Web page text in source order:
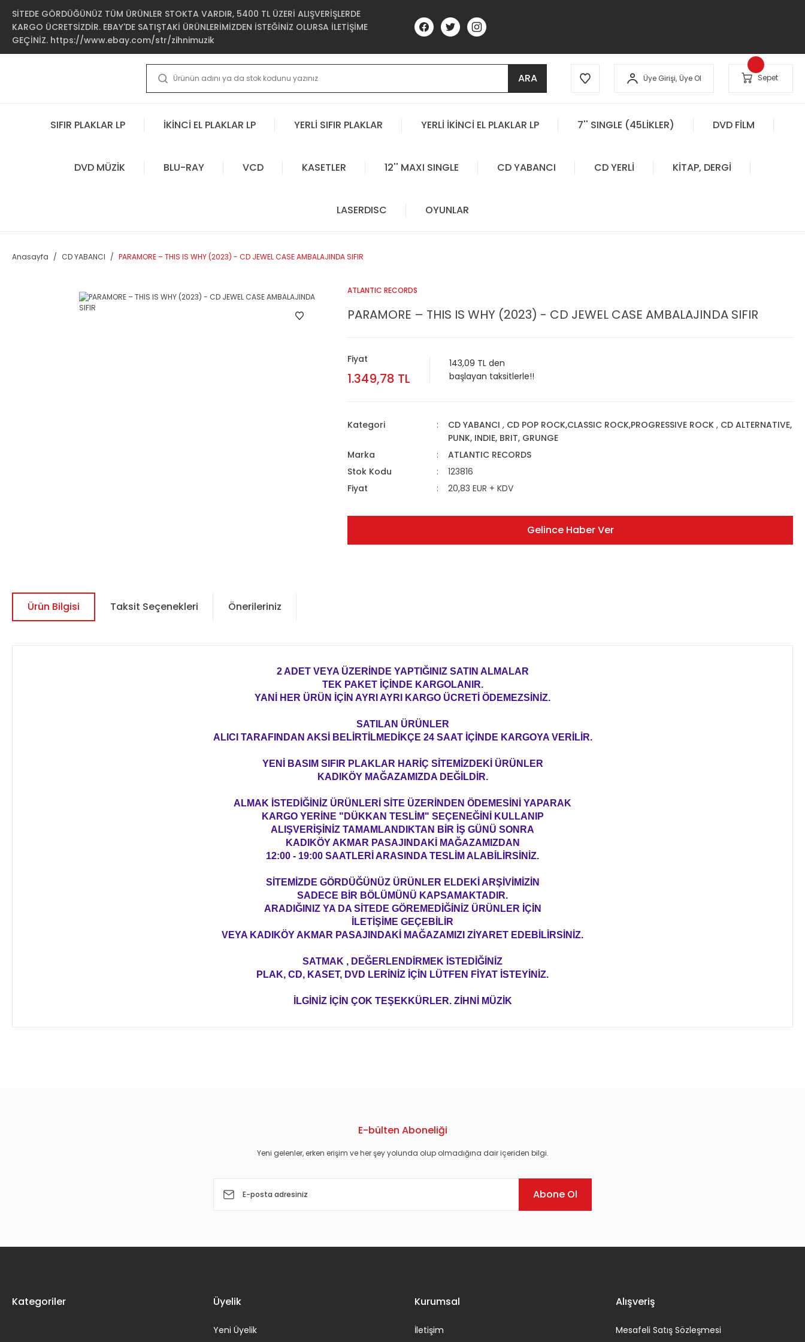
SİTEDE GÖRDÜĞÜNÜZ TÜM ÜRÜNLER STOKTA VARDIR, 5400 TL ÜZERİ ALIŞVERİŞLERDE
KARGO ÜCRETSİZDİR. EBAY'DE SATIŞTAKİ ÜRÜNLERİMİZDEN İSTEĞİNİZ OLURSA İLETİŞİME
GEÇİNİZ. https://www.ebay.com/str/zihnimuzik
ARA Üye Girişi, Üye Ol Sepet
SIFIR PLAKLAR LP İKİNCİ EL PLAKLAR LP YERLİ SIFIR PLAKLAR YERLİ İKİNCİ EL PLAKLAR LP 7'' SINGLE (45LİKLER) DVD FİLM
DVD MÜZİK BLU-RAY VCD KASETLER 12'' MAXI SINGLE CD YABANCI CD YERLİ KİTAP, DERGİ
LASERDISC OYUNLAR
Anasayfa CD YABANCI PARAMORE – THIS IS WHY (2023) - CD JEWEL CASE AMBALAJINDA SIFIR
ATLANTIC RECORDS
PARAMORE – THIS IS WHY (2023) - CD JEWEL CASE AMBALAJINDA SIFIR
Fiyat
1.349,78 TL
143,09 TL den
başlayan taksitlerle!!
Kategori CD YABANCI , CD POP ROCK,CLASSIC ROCK,PROGRESSIVE ROCK , CD ALTERNATIVE,
PUNK, INDIE, BRIT, GRUNGE
Marka
ATLANTIC RECORDS
Stok Kodu
123816
Fiyat
20,83 EUR + KDV
Gelince Haber Ver
Ürün Bilgisi Taksit Seçenekleri Önerileriniz
2 ADET VEYA ÜZERİNDE YAPTIĞINIZ SATIN ALMALAR
TEK PAKET İÇİNDE KARGOLANIR.
YANİ HER ÜRÜN İÇİN AYRI AYRI KARGO ÜCRETİ ÖDEMEZSİNİZ.
SATILAN ÜRÜNLER
ALICI TARAFINDAN AKSİ BELİRTİLMEDİKÇE 24 SAAT İÇİNDE KARGOYA VERİLİR.
YENİ BASIM SIFIR PLAKLAR HARİÇ SİTEMİZDEKİ ÜRÜNLER
KADIKÖY MAĞAZAMIZDA DEĞİLDİR.
ALMAK İSTEDİĞİNİZ ÜRÜNLERİ SİTE ÜZERİNDEN ÖDEMESİNİ YAPARAK
KARGO YERİNE "DÜKKAN TESLİM" SEÇENEĞİNİ KULLANIP
ALIŞVERİŞİNİZ TAMAMLANDIKTAN BİR İŞ GÜNÜ SONRA
KADIKÖY AKMAR PASAJINDAKİ MAĞAZAMIZDAN
12:00 - 19:00 SAATLERİ ARASINDA TESLİM ALABİLİRSİNİZ.
SİTEMİZDE GÖRDÜĞÜNÜZ ÜRÜNLER ELDEKİ ARŞİVİMİZİN
SADECE BİR BÖLÜMÜNÜ KAPSAMAKTADIR.
ARADIĞINIZ YA DA SİTEDE GÖREMEDİĞİNİZ ÜRÜNLER İÇİN
İLETİŞİME GEÇEBİLİR
VEYA KADIKÖY AKMAR PASAJINDAKİ MAĞAZAMIZI ZİYARET EDEBİLİRSİNİZ.
SATMAK , DEĞERLENDİRMEK İSTEDİĞİNİZ
PLAK, CD, KASET, DVD LERİNİZ İÇİN LÜTFEN FİYAT İSTEYİNİZ.
İLGİNİZ İÇİN ÇOK TEŞEKKÜRLER. ZİHNİ MÜZİK
E-bülten Aboneliği
Yeni gelenler, erken erişim ve her şey yolunda olup olmadığına dair içeriden bilgi.
Abone Ol
Kategoriler Üyelik
Yeni Üyelik
Kurumsal
İletişim
Alışveriş
Mesafeli Satış Sözleşmesi